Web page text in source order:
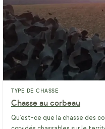
TYPE DE CHASSE
Chasse au corbeau
Qu’est-ce que la chasse des